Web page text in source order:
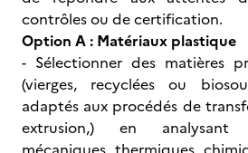
contrôles ou de certification.
Option A : Matériaux plastique
- Sélectionner des matières
(vierges, recyclées ou
adaptés aux procédés de
extrusion,) en analysant